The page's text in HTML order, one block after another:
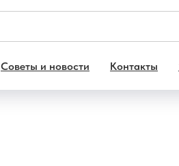
Советы и новости Контакты